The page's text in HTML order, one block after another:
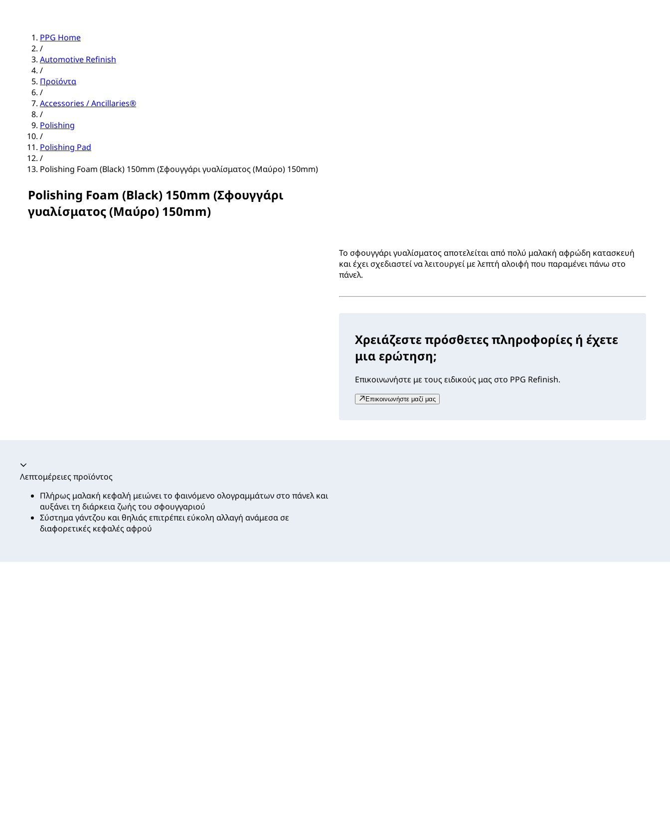
PPG Home
/
Automotive Refinish
/
Προϊόντα
/
Accessories / Ancillaries®
/
Polishing
/
Polishing Pad
/
Polishing Foam (Black) 150mm (Σφουγγάρι γυαλίσματος (Μαύρο) 150mm)
Polishing Foam (Black) 150mm (Σφουγγάρι
γυαλίσματος (Μαύρο) 150mm)
Το σφουγγάρι γυαλίσματος αποτελείται από πολύ μαλακή αφρώδη κατασκευή
και έχει σχεδιαστεί να λειτουργεί με λεπτή αλοιφή που παραμένει πάνω στο
πάνελ.
Χρειάζεστε πρόσθετες πληροφορίες ή έχετε
μια ερώτηση;
Επικοινωνήστε με τους ειδικούς μας στο PPG Refinish.
Επικοινωνήστε μαζί μας
Ακορντεόν καταρρεύσει
Λεπτομέρειες προϊόντος
Πλήρως μαλακή κεφαλή μειώνει το φαινόμενο ολογραμμάτων στο πάνελ και
αυξάνει τη διάρκεια ζωής του σφουγγαριού
Σύστημα γάντζου και θηλιάς επιτρέπει εύκολη αλλαγή ανάμεσα σε
διαφορετικές κεφαλές αφρού